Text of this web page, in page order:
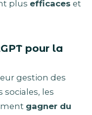
plus efficaces et
pour la
gestion des
les
gagner du